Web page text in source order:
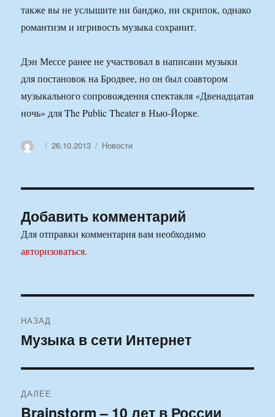
также вы не услышите ни банджо, ни скрипок, однако
романтизм и игривость музыка сохранит.
Дэн Мессе ранее не участвовал в написани музыки
для постановок на Бродвее, но он был соавтором
музыкального сопровождения спектакля «Двенадцатая
ночь» для The Public Theater в Нью-Йорке.
АвторОпубликовано
26.10.2013 Рубрики
Новости
Добавить комментарий
Для отправки комментария вам необходимо
авторизоваться.
по
НАЗАД
Предыдущая
Музыка в сети Интернет
ДАЛЕЕ
Следующая
Brainstorm – 10 лет в России